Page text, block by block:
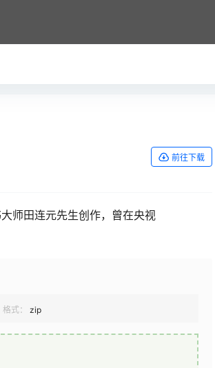
前往下载
师田连元先生创作，曾在央视
格式： zip